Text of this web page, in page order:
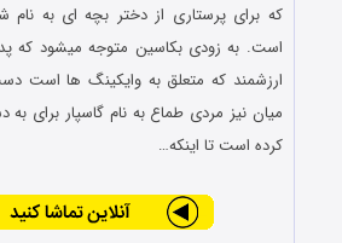
که برای پرستاری از دختر بچه ای به نام
است. به زودی بکاسین متوجه میشود که
ارزشمند که متعلق به وایکینگ ها است
میان نیز مردی طماع به نام گاسپار برای
کرده است تا اینکه…